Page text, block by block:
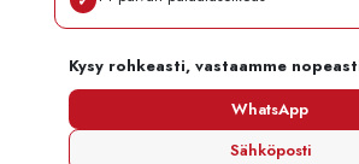
Kysy rohkeasti, vastaamme
WhatsApp
Sähköposti